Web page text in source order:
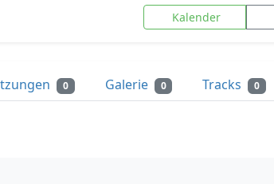
Kalender
0 Galerie 0 Tracks 0